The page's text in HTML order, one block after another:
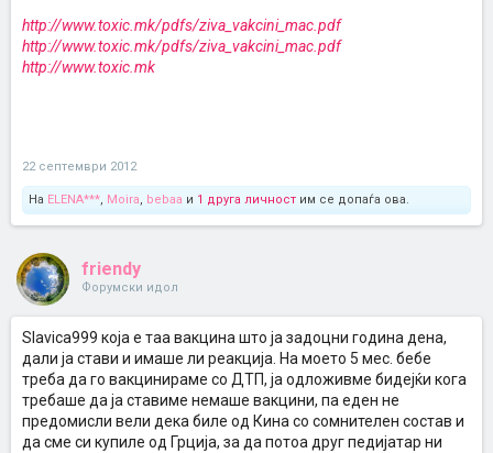
http://www.toxic.mk/pdfs/ziva_vakcini_mac.pdf
http://www.toxic.mk/pdfs/ziva_vakcini_mac.pdf
http://www.toxic.mk
22 септември 2012
На ELENA***, Moira, bebaa и 1 друга личност им се допаѓа ова.
friendy
Форумски идол
Slavica999 која е таа вакцина што ја задоцни година дена,
дали ја стави и имаше ли реакција. На моето 5 мес. бебе
треба да го вакцинираме со ДТП, ја одложивме бидејќи кога
требаше да ја ставиме немаше вакцини, па еден не
предомисли вели дека биле од Кина со сомнителен состав и
да сме си купиле од Грција, за да потоа друг педијатар ни